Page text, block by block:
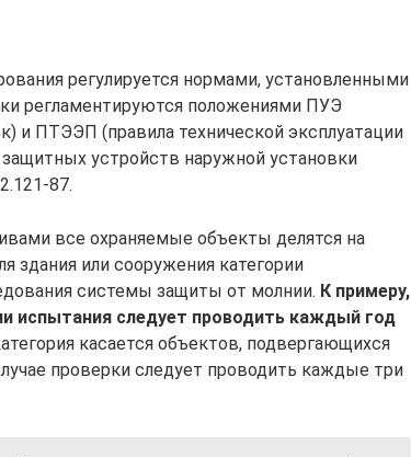
регулируется нормами, установленными
регламентируются положениями ПУЭ
и ПТЭЭП (правила технической эксплуатации
устройств наружной установки
87.
все охраняемые объекты делятся на
здания или сооружения категории
системы защиты от молнии. К примеру,
испытания следует проводить каждый год
касается объектов, подвергающихся
проверки следует проводить каждые три